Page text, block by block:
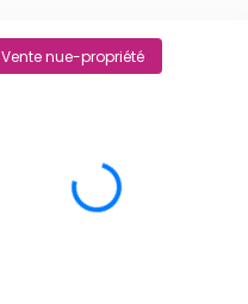
Vente nue-propriété